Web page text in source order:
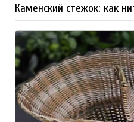
Каменский стежок: как